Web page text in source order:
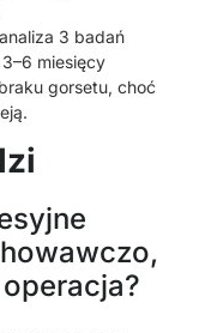
3 badań
miesięcy
gorsetu, choć